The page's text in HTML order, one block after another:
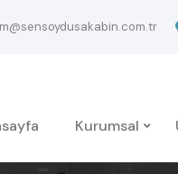
Kurumsal